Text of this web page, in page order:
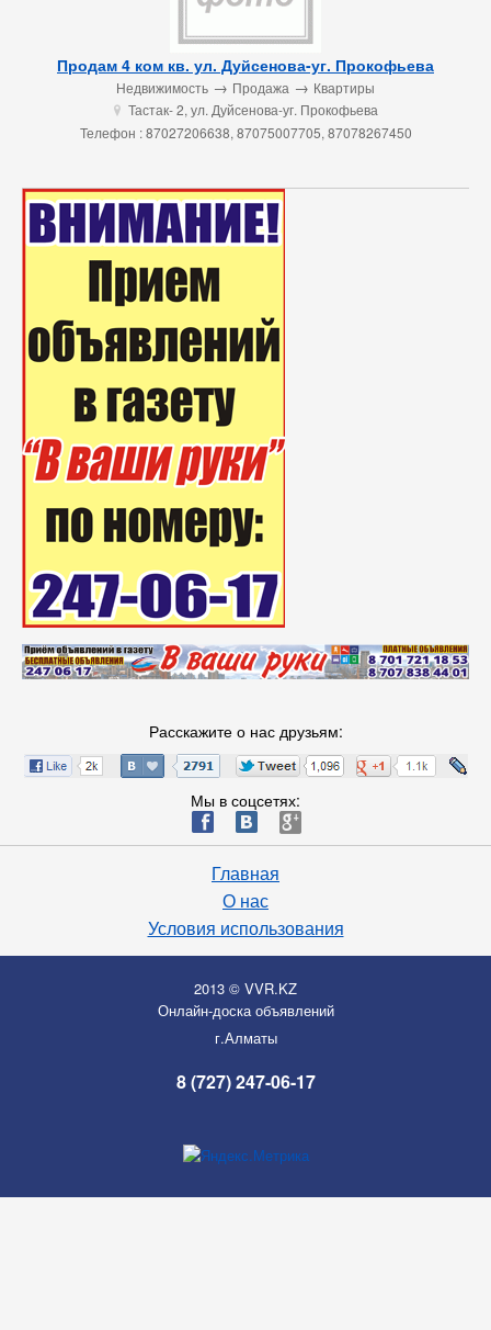
Продам 4 ком кв. ул. Дуйсенова-уг. Прокофьева
Недвижимость → Продажа → Квартиры
u Тастак- 2, ул. Дуйсенова-уг. Прокофьева
Телефон : 87027206638, 87075007705, 87078267450
Расскажите о нас друзьям:
Мы в соцсетях:
ä æ è
Главная
О нас
Условия использования
2013 © VVR.KZ
Онлайн-доска объявлений
г.Алматы
8 (727) 247-06-17